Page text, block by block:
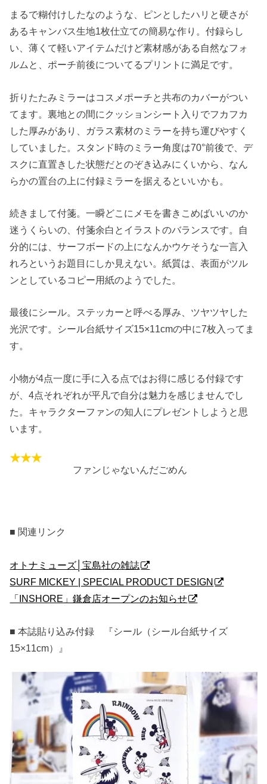
まるで糊付けしたなのような、ピンとしたハリと硬さが
あるキャンバス生地1枚仕立ての簡易な作り。付録らし
い、薄くて軽いアイテムだけど素材感がある自然なフォ
ルムと、ポーチ前後についてるプリントに満足です。
折りたたみミラーはコスメポーチと共布のカバーがつい
てます。裏地との間にクッションシート入りでフカフカ
した厚みがあり、ガラス素材のミラーを持ち運びやすく
していました。スタンド時のミラー角度は70°前後で、デ
スクに直置きした状態だとのぞき込みにくいから、なん
らかの置台の上に付録ミラーを据えるといいかも。
続きまして付箋。一瞬どこにメモを書きこめばいいのか
迷うくらいの、付箋余白とイラストのバランスです。自
分的には、サーフボードの上になんかウケそうな一言入
れろというお題目にしか見えない。紙質は、表面がツル
ンとしているコピー用紙のようでした。
最後にシール。ステッカーと呼べる厚み、ツヤツヤした
光沢です。シール台紙サイズ15×11cmの中に7枚入ってま
す。
小物が4点一度に手に入る点ではお得に感じる付録です
が、4点それぞれが平凡で自分は魅力を感じませんでし
た。キャラクターファンの知人にプレゼントしようと思
います。
ファンじゃないんだごめん
■ 関連リンク
オトナミューズ│宝島社の雑誌
SURF MICKEY | SPECIAL PRODUCT DESIGN
「INSHORE」鎌倉店オープンのお知らせ
■ 本誌貼り込み付録 『シール（シール台紙サイズ
15×11cm）』